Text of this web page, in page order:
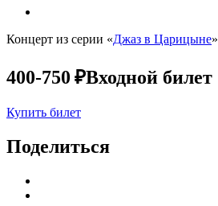
Концерт из серии «Джаз в Царицыне»
400-750 ₽Входной билет
Купить билет
Поделиться